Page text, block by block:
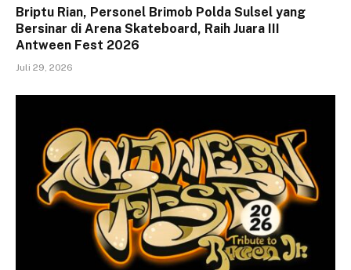
Briptu Rian, Personel Brimob Polda Sulsel yang
Bersinar di Arena Skateboard, Raih Juara III
Antween Fest 2026
Juli 29, 2026